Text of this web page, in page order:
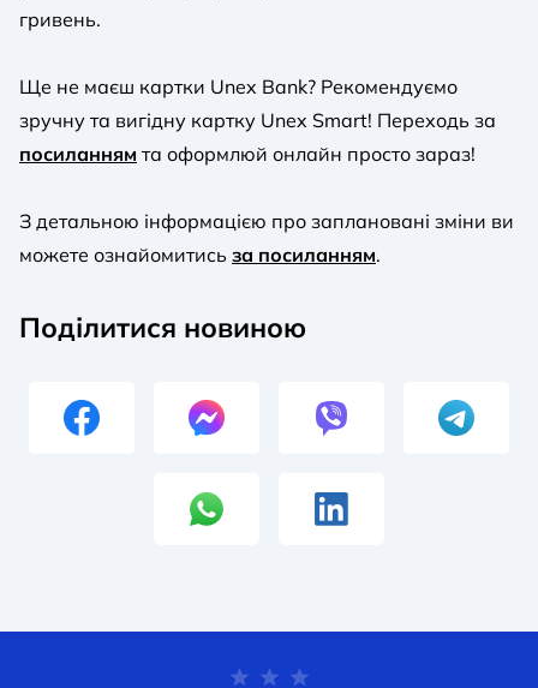
гривень.
Ще не маєш картки Unex Bank? Рекомендуємо
зручну та вигідну картку Unex Smart! Переходь за
посиланням та оформлюй онлайн просто зараз!
З детальною інформацією про заплановані зміни ви
можете ознайомитись за посиланням.
Поділитися новиною